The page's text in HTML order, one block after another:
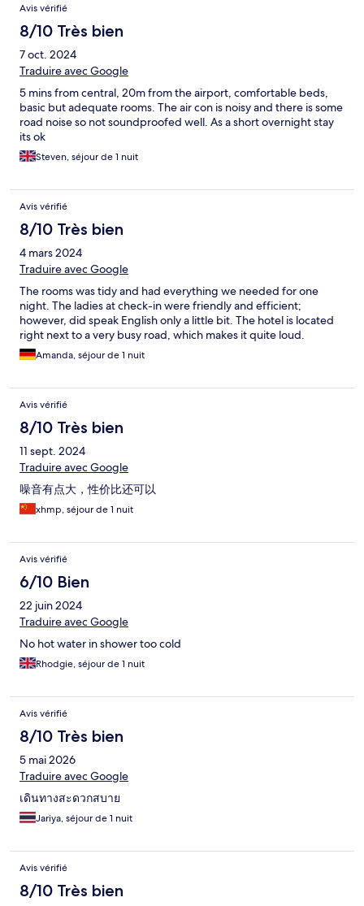
Avis vérifié
8/10 Très bien
7 oct. 2024
Traduire avec Google
5 mins from central, 20m from the airport, comfortable beds,
basic but adequate rooms. The air con is noisy and there is some
road noise so not soundproofed well. As a short overnight stay
its ok
Steven, séjour de 1 nuit
Avis vérifié
8/10 Très bien
4 mars 2024
Traduire avec Google
The rooms was tidy and had everything we needed for one
night. The ladies at check-in were friendly and efficient;
however, did speak English only a little bit. The hotel is located
right next to a very busy road, which makes it quite loud.
Amanda, séjour de 1 nuit
Avis vérifié
8/10 Très bien
11 sept. 2024
Traduire avec Google
噪音有点大，性价比还可以
xhmp, séjour de 1 nuit
Avis vérifié
6/10 Bien
22 juin 2024
Traduire avec Google
No hot water in shower too cold
Rhodgie, séjour de 1 nuit
Avis vérifié
8/10 Très bien
5 mai 2026
Traduire avec Google
เดินทางสะดวกสบาย
Jariya, séjour de 1 nuit
Avis vérifié
8/10 Très bien